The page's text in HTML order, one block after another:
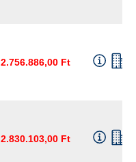
2.756.886,00 Ft
2.830.103,00 Ft